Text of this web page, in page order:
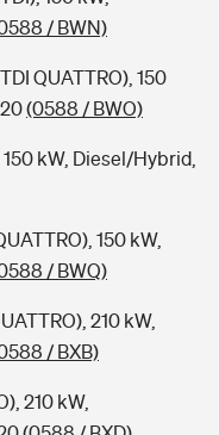
/ BWN)
QUATTRO), 150
(0588 / BWO)
kW, Diesel/Hybrid,
150 kW,
/ BWQ)
210 kW,
/ BXB)
210 kW,